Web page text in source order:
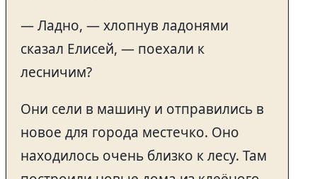
— Ладно, — хлопнув ладонями
сказал Елисей, — поехали к
лесничим?
Они сели в машину и отправились в
новое для города местечко. Оно
находилось очень близко к лесу. Там